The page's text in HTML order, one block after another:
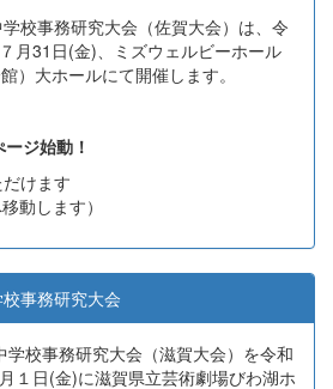
校事務研究大会（佐賀大会）は、令
月31日(金)、ミズウェルビーホール
）大ホールにて開催します。
ジ始動！
けます
動します）
事務研究大会
校事務研究大会（滋賀大会）を令和
１日(金)に滋賀県立芸術劇場びわ湖ホ